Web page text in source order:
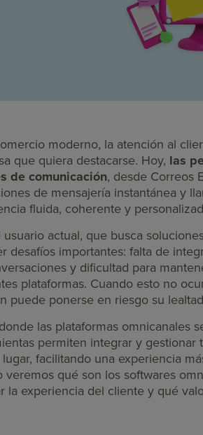
moderno, la atención al
que quiera destacarse. Hoy, las
de comunicación, desde Correos
de mensajería instantánea y
fluida, coherente y
usuario actual, que busca
desafíos importantes: falta de
y dificultad para
plataformas. Cuando esto no
puede ponerse en riesgo su
las plataformas omnicanales
permiten integrar y
facilitando una experiencia
veremos qué son los softwares
la experiencia del cliente y qué